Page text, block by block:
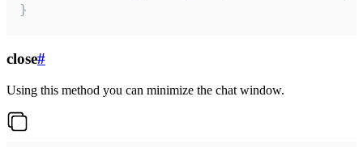
}
close#
Using this method you can minimize the chat window.